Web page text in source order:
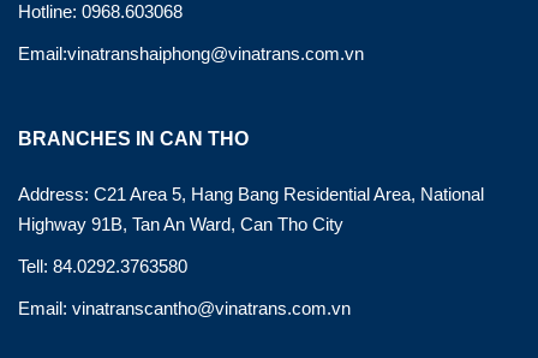
Hotline: 0968.603068
Email:vinatranshaiphong@vinatrans.com.vn
BRANCHES IN CAN THO
Address: C21 Area 5, Hang Bang Residential Area, National
Highway 91B, Tan An Ward, Can Tho City
Tell: 84.0292.3763580
Email: vinatranscantho@vinatrans.com.vn